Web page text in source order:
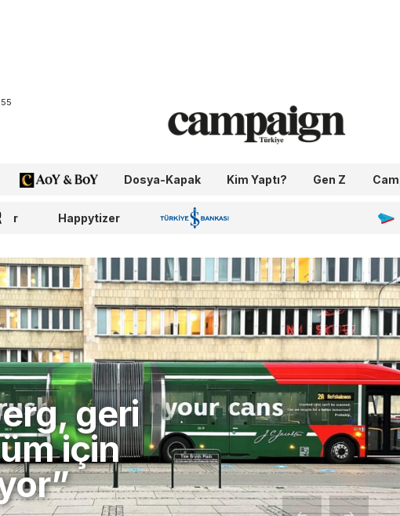
AoY/BoY Dosya-Kapak Kim Yaptı? Gen Z
Happytizer İş Bankası 100.Yıl
barların
yeni
filmiyle…